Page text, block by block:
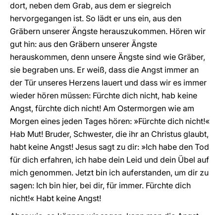
dort, neben dem Grab, aus dem er siegreich
hervorgegangen ist. So lädt er uns ein, aus den
Gräbern unserer Ängste herauszukommen. Hören wir
gut hin: aus den Gräbern unserer Ängste
herauskommen, denn unsere Ängste sind wie Gräber,
sie begraben uns. Er weiß, dass die Angst immer an
der Tür unseres Herzens lauert und dass wir es immer
wieder hören müssen: Fürchte dich nicht, hab keine
Angst, fürchte dich nicht! Am Ostermorgen wie am
Morgen eines jeden Tages hören: »Fürchte dich nicht!«
Hab Mut! Bruder, Schwester, die ihr an Christus glaubt,
habt keine Angst! Jesus sagt zu dir: »Ich habe den Tod
für dich erfahren, ich habe dein Leid und dein Übel auf
mich genommen. Jetzt bin ich auferstanden, um dir zu
sagen: Ich bin hier, bei dir, für immer. Fürchte dich
nicht!« Habt keine Angst!